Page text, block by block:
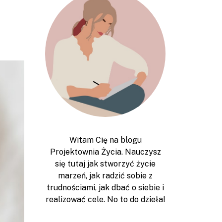
Witam Cię na blogu
Projektownia Życia. Nauczysz
się tutaj jak stworzyć życie
marzeń, jak radzić sobie z
trudnościami, jak dbać o siebie i
realizować cele. No to do dzieła!